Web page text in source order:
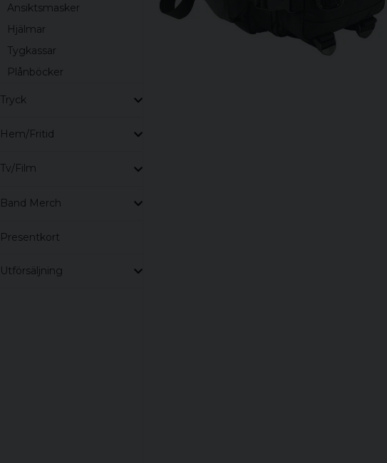
Ansiktsmasker
Hjälmar
Tygkassar
Plånböcker
Tryck
Hem/Fritid
Tv/Film
Band Merch
Presentkort
Utförsäljning